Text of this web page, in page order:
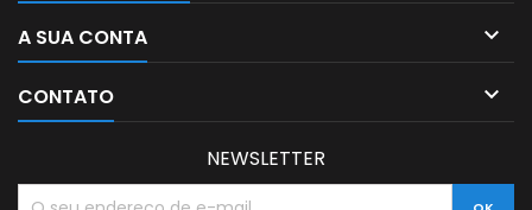
A SUA CONTA 
CONTATO 
NEWSLETTER